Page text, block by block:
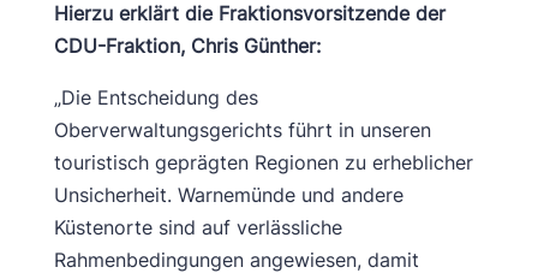
Hierzu erklärt die Fraktionsvorsitzende der
CDU-Fraktion, Chris Günther:
„Die Entscheidung des
Oberverwaltungsgerichts führt in unseren
touristisch geprägten Regionen zu erheblicher
Unsicherheit. Warnemünde und andere
Küstenorte sind auf verlässliche
Rahmenbedingungen angewiesen, damit